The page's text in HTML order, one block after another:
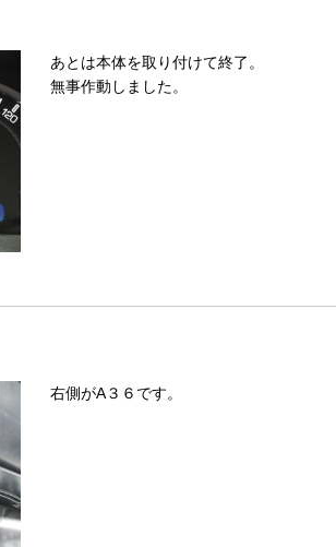
あとは本体を取り付けて終了。
無事作動しました。
右側がA３６です。